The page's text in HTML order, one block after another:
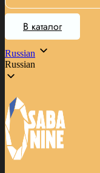
В каталог
Russian
Russian